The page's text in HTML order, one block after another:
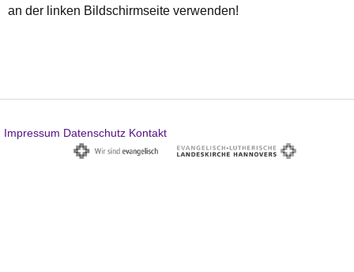
an der linken Bildschirmseite verwenden!
Impressum Datenschutz Kontakt